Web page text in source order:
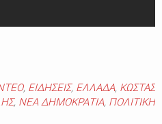
, ΕΙΔΗΣΕΙΣ, ΕΛΛΑΔΑ, ΚΩΣΤΑΣ
, ΝΕΑ ΔΗΜΟΚΡΑΤΙΑ, ΠΟΛΙΤΙΚΗ